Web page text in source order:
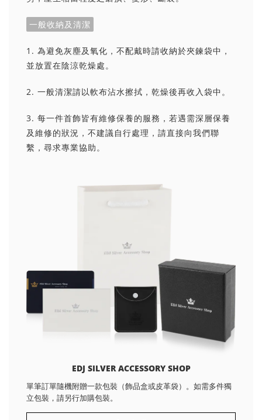
一般收納及清潔
1. 為避免灰塵及氧化，不配戴時請收納於夾鍊袋中，
並放置在陰涼乾燥處。
2. 一般清潔請以軟布沾水擦拭，乾燥後再收入袋中。
3. 每一件首飾皆有維修保養的服務，若遇需深層保養
及維修的狀況，不建議自行處理，請直接向我們聯
繫，尋求專業協助。
EDJ SILVER ACCESSORY SHOP
單筆訂單隨機附贈一款包裝（飾品盒或皮革袋）。如需多件獨
立包裝，請另行加購包裝。